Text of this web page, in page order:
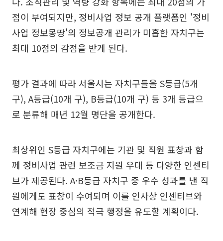
점이 부여되지만, 정비사업 정보 공개 플랫폼인 '정비
사업 정보몽땅'의 정보공개 관리가 미흡한 자치구는
최대 10점의 감점을 받게 된다.
평가 결과에 따라 서울시는 자치구들을 S등급(5개
구), A등급(10개 구), B등급(10개 구) 등 3개 등급으
로 분류해 매년 12월 명단을 공개한다.
최상위인 S등급 자치구에는 기관 및 직원 표창과 함
께 정비사업 관련 보조금 지원 우대 등 다양한 인센티
브가 제공된다. A·B등급 자치구 중 우수 성과를 낸 직
원에게도 표창이 수여되며 이를 인사상 인센티브와
연계해 현장 중심의 적극 행정을 유도할 계획이다.